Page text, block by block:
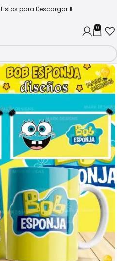
para Descargar ⬇️
0